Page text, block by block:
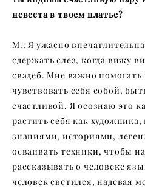
невеста в твоем платье?
М.: Я ужасно
сдержать слез, когда вижу
свадеб. Мне важно
чувствовать себя собой,
счастливой. Я осознаю это
растить себя как художника,
знаниями, историями,
осваивать техники, чтобы
рассказывать о человеке
человек светился, надевая